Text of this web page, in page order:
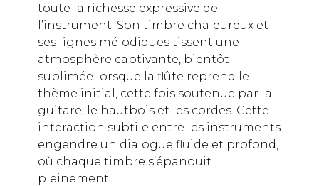
toute la richesse expressive de
l’instrument. Son timbre chaleureux et
ses lignes mélodiques tissent une
atmosphère captivante, bientôt
sublimée lorsque la flûte reprend le
thème initial, cette fois soutenue par la
guitare, le hautbois et les cordes. Cette
interaction subtile entre les instruments
engendre un dialogue fluide et profond,
où chaque timbre s’épanouit
pleinement.